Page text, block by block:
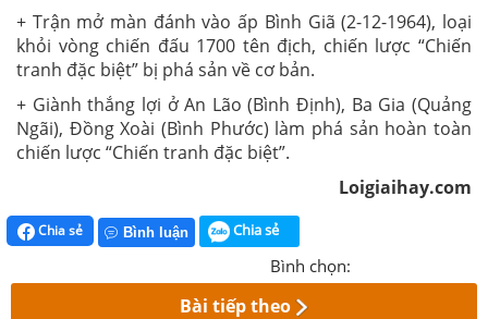
+ Trận mở màn đánh vào ấp Bình Giã (2-12-1964), loại
khỏi vòng chiến đấu 1700 tên địch, chiến lược “Chiến
tranh đặc biệt” bị phá sản về cơ bản.
+ Giành thắng lợi ở An Lão (Bình Định), Ba Gia (Quảng
Ngãi), Đồng Xoài (Bình Phước) làm phá sản hoàn toàn
chiến lược “Chiến tranh đặc biệt”.
Loigiaihay.com
Chia sẻ Bình luận Chia sẻ
Bình chọn:
Bài tiếp theo